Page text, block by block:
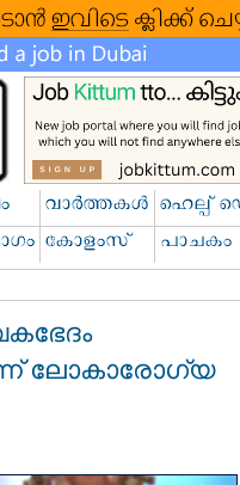
ലോകാരോഗ്യ